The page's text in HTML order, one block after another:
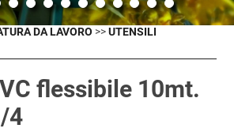
DA LAVORO >>UTENSILI
flessibile 10mt.
4